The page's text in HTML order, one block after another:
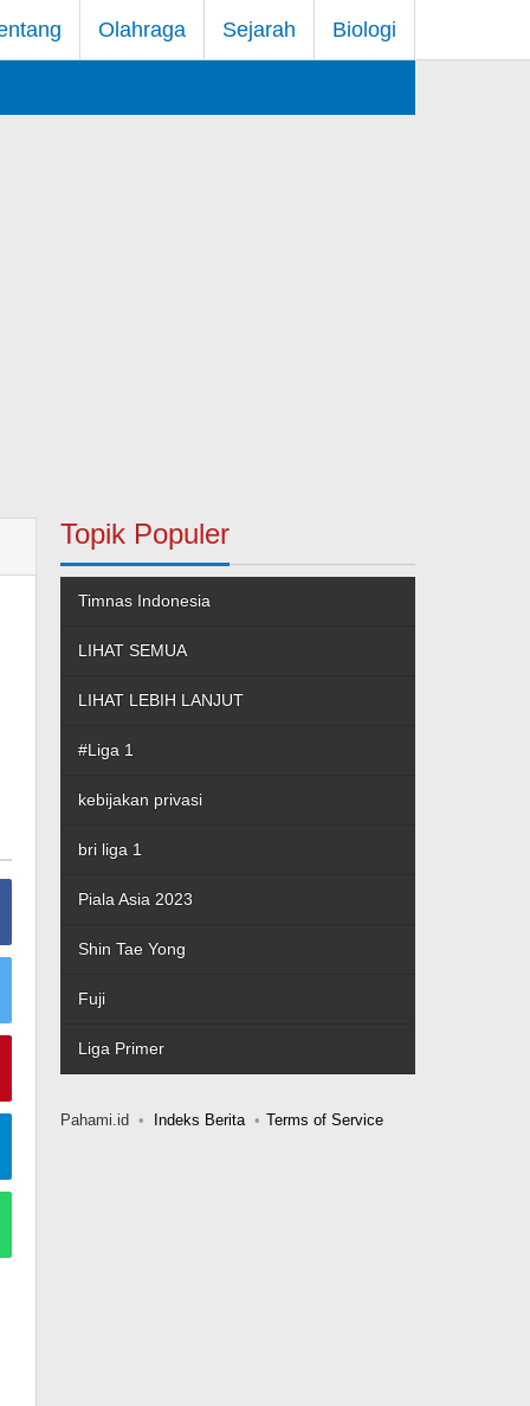
Olahraga Sejarah Biologi
Topik Populer
Timnas Indonesia
LIHAT SEMUA
LIHAT LEBIH LANJUT
#Liga 1
kebijakan privasi
bri liga 1
Piala Asia 2023
Shin Tae Yong
Fuji
Liga Primer
Pahami.id Indeks Berita Terms of Service